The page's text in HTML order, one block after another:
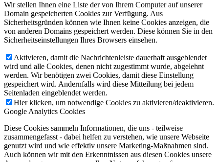
Wir stellen Ihnen eine Liste der von Ihrem Computer auf unserer
Domain gespeicherten Cookies zur Verfügung. Aus
Sicherheitsgründen können wie Ihnen keine Cookies anzeigen, die
von anderen Domains gespeichert werden. Diese können Sie in den
Sicherheitseinstellungen Ihres Browsers einsehen.
Aktivieren, damit die Nachrichtenleiste dauerhaft ausgeblendet
wird und alle Cookies, denen nicht zugestimmt wurde, abgelehnt
werden. Wir benötigen zwei Cookies, damit diese Einstellung
gespeichert wird. Andernfalls wird diese Mitteilung bei jedem
Seitenladen eingeblendet werden.
Hier klicken, um notwendige Cookies zu aktivieren/deaktivieren.
Google Analytics Cookies
Diese Cookies sammeln Informationen, die uns - teilweise
zusammengefasst - dabei helfen zu verstehen, wie unsere Webseite
genutzt wird und wie effektiv unsere Marketing-Maßnahmen sind.
Auch können wir mit den Erkenntnissen aus diesen Cookies unsere